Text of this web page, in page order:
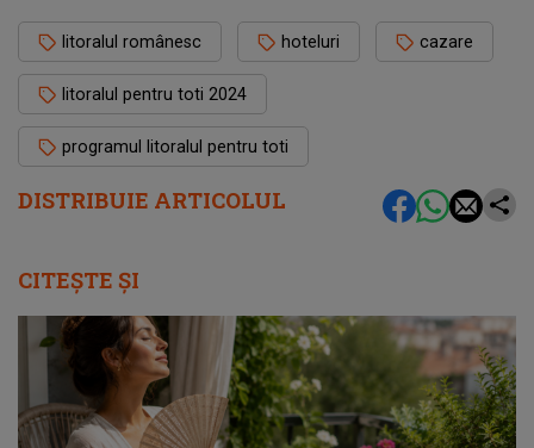
DISTRIBUIE ARTICOLUL
litoralul românesc hoteluri cazare
litoralul pentru toti 2024
programul litoralul pentru toti
CITEȘTE ȘI